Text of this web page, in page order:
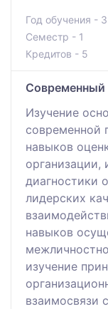
Год обучения - 3
Семестр - 1
Кредитов - 5
Изучение
современной
навыков
организации,
диагностики
лидерских
навыков
изучение
взаимосвязи